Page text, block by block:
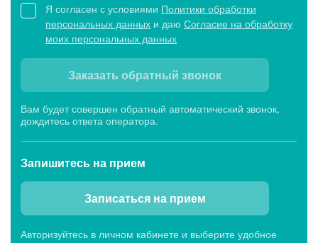
Я согласен с условиями Политики обработки
персональных данных и даю Согласие на обработку
моих персональных данных
Заказать обратный звонок
Вам будет совершен обратный автоматический звонок,
дождитесь ответа оператора.
Запишитесь на прием
Записаться на прием
Авторизуйтесь в личном кабинете и выберите удобное